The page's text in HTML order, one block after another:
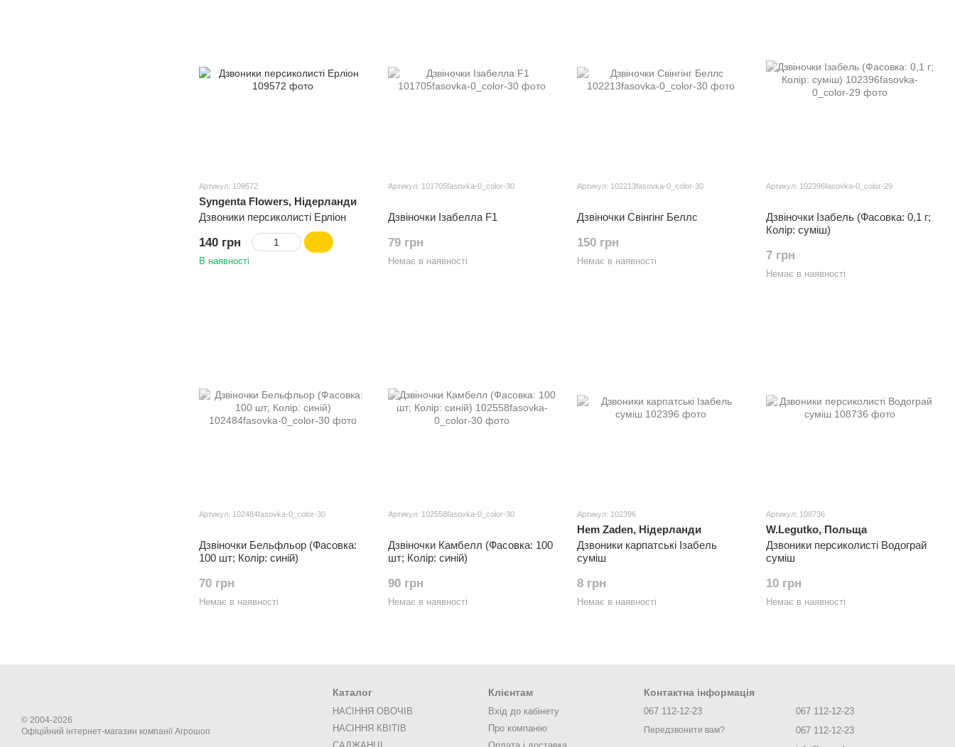
Артикул: 109572
Syngenta Flowers, Нідерланди
Дзвоники персиколисті Ерліон
140 грн
В наявності
Артикул: 101705fasovka-0_color-30
Дзвіночки Ізабелла F1
79 грн
Немає в наявності
Артикул: 102213fasovka-0_color-30
Дзвіночки Свінгінг Беллс
150 грн
Немає в наявності
Артикул: 102396fasovka-0_color-29
Дзвіночки Ізабель (Фасовка: 0,1 г;
Колір: суміш)
7 грн
Немає в наявності
Артикул: 102484fasovka-0_color-30
Дзвіночки Бельфльор (Фасовка:
100 шт; Колір: синій)
70 грн
Немає в наявності
Артикул: 102558fasovka-0_color-30
Дзвіночки Камбелл (Фасовка: 100
шт; Колір: синій)
90 грн
Немає в наявності
Артикул: 102396
Hem Zaden, Нідерланди
Дзвоники карпатські Ізабель
суміш
8 грн
Немає в наявності
Артикул: 108736
W.Legutko, Польща
Дзвоники персиколисті Водограй
суміш
10 грн
Немає в наявності
© 2004-2026
Офіційний інтернет-магазин компанії Агрошоп
Каталог
НАСІННЯ ОВОЧІВ
НАСІННЯ КВІТІВ
Клієнтам
Вхід до кабінету
Про компанію
Контактна інформація
067 112-12-23
Передзвонити вам?
067 112-12-23
067 112-12-23